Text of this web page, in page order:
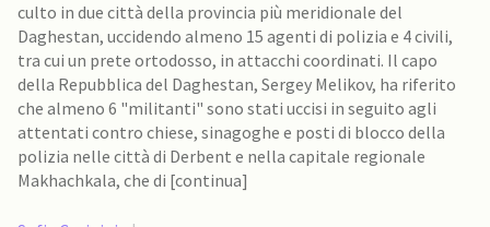
culto in due città della provincia più meridionale del
Daghestan, uccidendo almeno 15 agenti di polizia e 4 civili,
tra cui un prete ortodosso, in attacchi coordinati. Il capo
della Repubblica del Daghestan, Sergey Melikov, ha riferito
che almeno 6 "militanti" sono stati uccisi in seguito agli
attentati contro chiese, sinagoghe e posti di blocco della
polizia nelle città di Derbent e nella capitale regionale
Makhachkala, che di [continua]